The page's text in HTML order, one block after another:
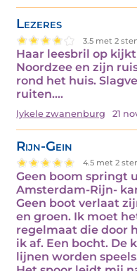
Lezeres
3.5 met 2
Haar leesbril op
Noordzee en zijn
rond het huis.
ruiten.…
lykele zwanenburg 21
Rijn-Gein
4.5 met 2
Geen boom springt
Amsterdam-Rijn-
Geen boot verlaat
en groen. Ik moet
regelmaat die door
ik af. Een bocht. De
lijnen worden